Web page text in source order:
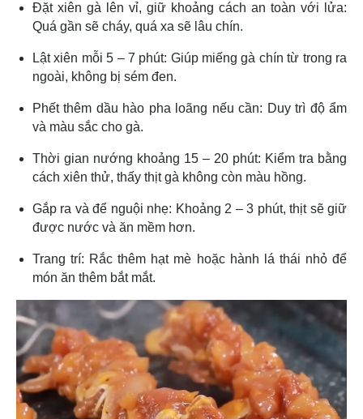
Đặt xiên gà lên vỉ, giữ khoảng cách an toàn với lửa:
Quá gần sẽ cháy, quá xa sẽ lâu chín.
Lật xiên mỗi 5 – 7 phút: Giúp miếng gà chín từ trong ra
ngoài, không bị sém đen.
Phết thêm dầu hào pha loãng nếu cần: Duy trì độ ẩm
và màu sắc cho gà.
Thời gian nướng khoảng 15 – 20 phút: Kiểm tra bằng
cách xiên thử, thấy thịt gà không còn màu hồng.
Gắp ra và để nguội nhẹ: Khoảng 2 – 3 phút, thịt sẽ giữ
được nước và ăn mềm hơn.
Trang trí: Rắc thêm hạt mè hoặc hành lá thái nhỏ để
món ăn thêm bắt mắt.